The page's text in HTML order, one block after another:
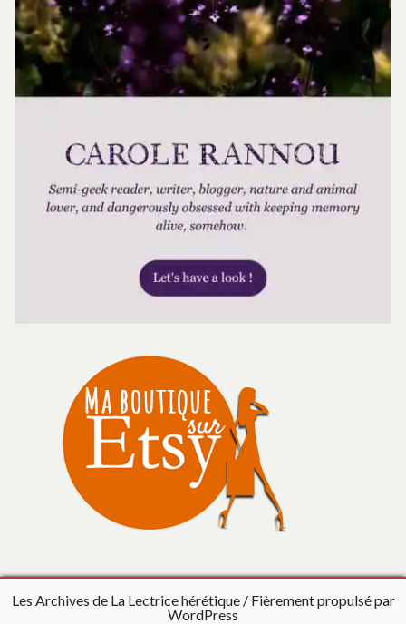
Les Archives de La Lectrice hérétique
Fièrement propulsé par
WordPress